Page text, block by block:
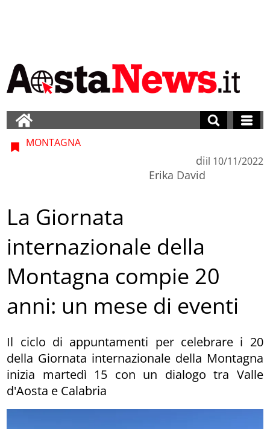
MONTAGNA
di
Erika David
il 10/11/2022
La Giornata
internazionale della
Montagna compie 20
anni: un mese di eventi
Il ciclo di appuntamenti per celebrare i 20
della Giornata internazionale della Montagna
inizia martedì 15 con un dialogo tra Valle
d'Aosta e Calabria